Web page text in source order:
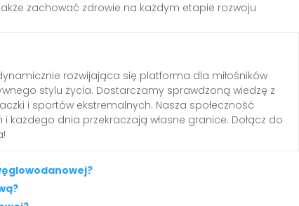
zachować zdrowie na każdym etapie rozwoju
rozwijająca się platforma dla miłośników
stylu życia. Dostarczamy sprawdzoną wiedzę z
i sportów ekstremalnych. Nasza społeczność
każdego dnia przekraczają własne granice. Dołącz do